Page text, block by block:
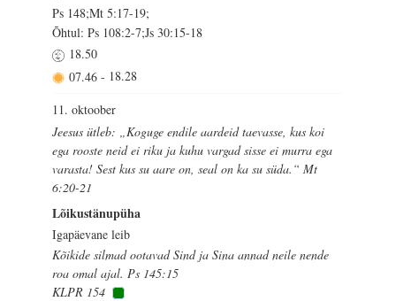
Ps 148;Mt 5:17-19;
Õhtul: Ps 108:2-7;Js 30:15-18
18.50
07.46 - 18.28
11. oktoober
Jeesus ütleb: „Koguge endile aardeid taevasse, kus koi
ega rooste neid ei riku ja kuhu vargad sisse ei murra ega
varasta! Sest kus su aare on, seal on ka su süda.“ Mt
6:20-21
Lõikustänupüha
Igapäevane leib
Kõikide silmad ootavad Sind ja Sina annad neile nende
roa omal ajal. Ps 145:15
KLPR 154